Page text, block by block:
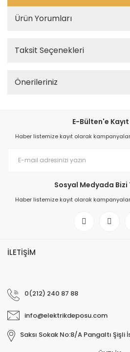
Ürün Yorumları
Taksit Seçenekleri
Önerileriniz
E-Bülten'e
Haber listemize kayıt olarak
Sosyal Medyada Bizi
Haber listemize kayıt olarak
İLETİŞİM
0(212) 240 87 88
info@elektrikdeposu.com
Saksı Sokak No:8/A Pangaltı Şişli